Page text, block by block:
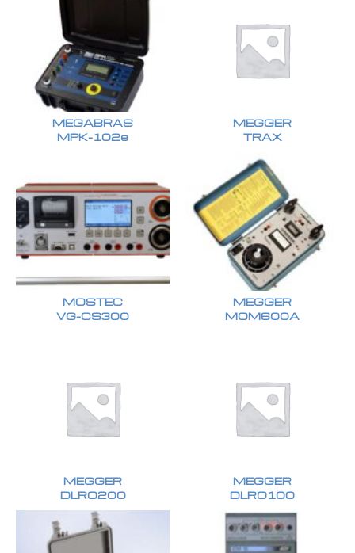
MEGABRAS
MPK-102e
MEGGER
TRAX
MOSTEC
VG-CS300
MEGGER
MOM600A
MEGGER
DLRO200
MEGGER
DLRO100